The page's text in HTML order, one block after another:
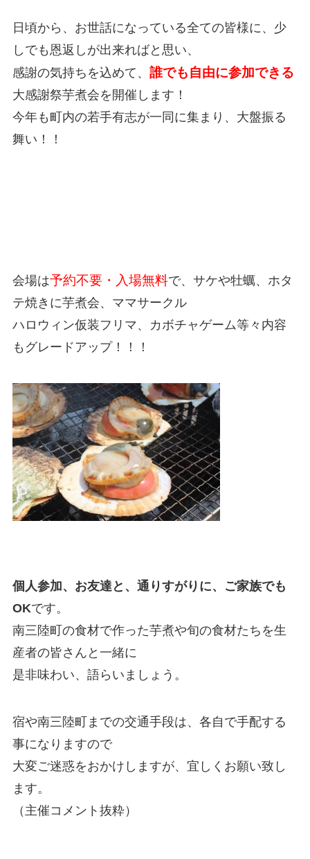
日頃から、お世話になっている全ての皆様に、少
しでも恩返しが出来ればと思い、
感謝の気持ちを込めて、 誰でも自由に参加できる
大感謝祭芋煮会を開催します！
今年も町内の若手有志が一同に集まり、大盤振る
舞い！！
会場は予約不要・入場無料で、サケや牡蠣、ホタ
テ焼きに芋煮会、ママサークル
ハロウィン仮装フリマ、カボチャゲーム等々内容
もグレードアップ！！！
個人参加、お友達と、通りすがりに、ご家族でも
OKです。
南三陸町の食材で作った芋煮や旬の食材たちを生
産者の皆さんと一緒に
是非味わい、語らい ましょう。
宿や南三陸町までの交通手段は、各自で手配する
事になりますので
大変ご迷惑をおかけしますが、宜しくお願い致し
ます。
（主催コメント抜粋）